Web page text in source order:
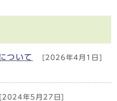
ついて [2026年4月1日]
年5月27日]